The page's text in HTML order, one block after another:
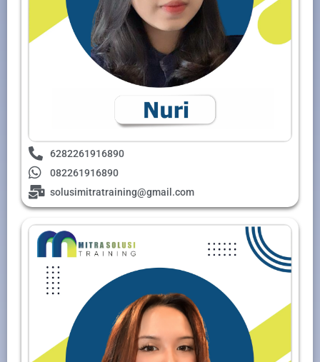
6282261916890
082261916890
solusimitratraining@gmail.com